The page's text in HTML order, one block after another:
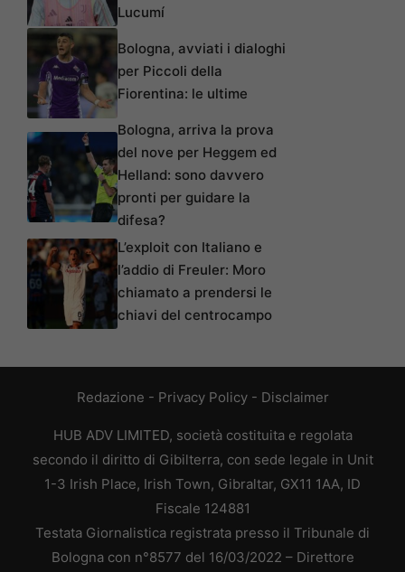
Lucumí
Bologna, avviati i dialoghi
per Piccoli della
Fiorentina: le ultime
Bologna, arriva la prova
del nove per Heggem ed
Helland: sono davvero
pronti per guidare la
difesa?
L’exploit con Italiano e
l’addio di Freuler: Moro
chiamato a prendersi le
chiavi del centrocampo
Redazione - Privacy Policy- Disclaimer
HUB ADV LIMITED, società costituita e regolata
secondo il diritto di Gibilterra, con sede legale in Unit
1-3 Irish Place, Irish Town, Gibraltar, GX11 1AA, ID
Fiscale 124881
Testata Giornalistica registrata presso il Tribunale di
Bologna con n°8577 del 16/03/2022 – Direttore